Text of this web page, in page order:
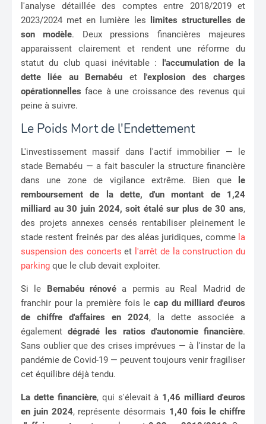
l'analyse détaillée des comptes entre 2018/2019 et
2023/2024 met en lumière les
limites structurelles de
son modèle. Deux pressions financières majeures
apparaissent clairement et rendent une réforme du
statut du club quasi inévitable :
l'accumulation de la
dette liée au Bernabéu et
l'explosion des charges
opérationnelles face à une croissance des revenus qui
peine à suivre.
Le Poids Mort de l'Endettement
L'investissement massif dans l'actif immobilier — le
stade Bernabéu — a fait basculer la structure financière
dans une zone de vigilance extrême. Bien que
le
remboursement de la dette, d'un montant de 1,24
milliard au 30 juin 2024, soit étalé sur plus de 30 ans,
des projets annexes censés rentabiliser pleinement le
stade restent freinés par des aléas juridiques, comme la
suspension des concerts et l'arrêt de la construction du
parking que le club devait exploiter.
Si le Bernabéu rénové a permis au Real Madrid de
franchir pour la première fois le cap du milliard d'euros
de chiffre d'affaires en 2024, la dette associée a
égalementdégradé les ratios d'autonomie financière.
Sans oublier que des crises imprévues — à l'instar de la
pandémie de Covid-19 — peuvent toujours venir fragiliser
cet équilibre déjà tendu.
La dette financière, qui s'élevait à 1,46 milliard d'euros
en juin 2024, représente désormais 1,40 fois le chiffre